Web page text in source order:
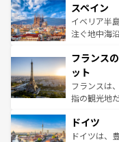
ろん、トス
景など、自
ピザやパス
ませてくれ
なお、新着
しい。
スペイン
イベリア半
注ぐ地中海
文化が根付
れる闘牛、
る。首都マ
アートに溢
せる。地方
フランス
ット
フランスは
指の観光地
で、幅広い
聖堂、美し
ドイツ
ドイツは、